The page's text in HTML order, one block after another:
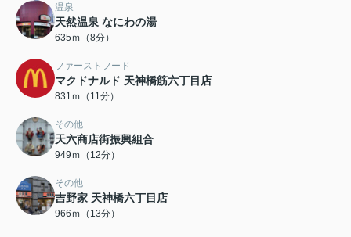
温泉
天然温泉 なにわの湯
635ｍ（8分）
ファーストフード
マクドナルド 天神橋筋六丁目店
831ｍ（11分）
その他
天六商店街振興組合
949ｍ（12分）
その他
吉野家 天神橋六丁目店
966ｍ（13分）